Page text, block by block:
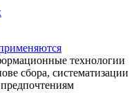
технологии
сбора, систематизации